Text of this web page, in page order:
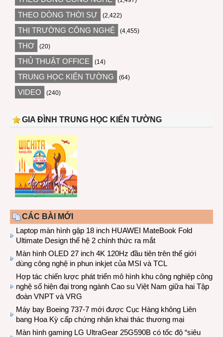
THEO DÒNG THỜI SỰ (2,422)
THỊ TRƯỜNG CÔNG NGHỆ (4,455)
THƠ (20)
THỦ THUẬT OFFICE (14)
TRUNG HỌC KIẾN TƯỜNG (64)
VIDEO (240)
GIA ĐÌNH TRUNG HỌC KIẾN TƯỜNG
CÁC BÀI MỚI
Laptop màn hình gập 18 inch HUAWEI MateBook Fold
Ultimate Design thế hệ 2 chính thức ra mắt
Màn hình OLED 27 inch 4K 120Hz đầu tiên trên thế giới
dùng công nghệ in phun inkjet của MSI và TCL
Hợp tác chiến lược phát triển mô hình khu công nghiệp công
nghệ số hiện đại trong ngành Cao su Việt Nam giữa hai Tập
đoàn VNPT và VRG
Máy bay Boeing 737-7 mới được Cục Hàng không Liên
bang Hoa Kỳ cấp chứng nhận khai thác thương mại
Màn hình gaming LG UltraGear 25G590B có tốc độ “siêu